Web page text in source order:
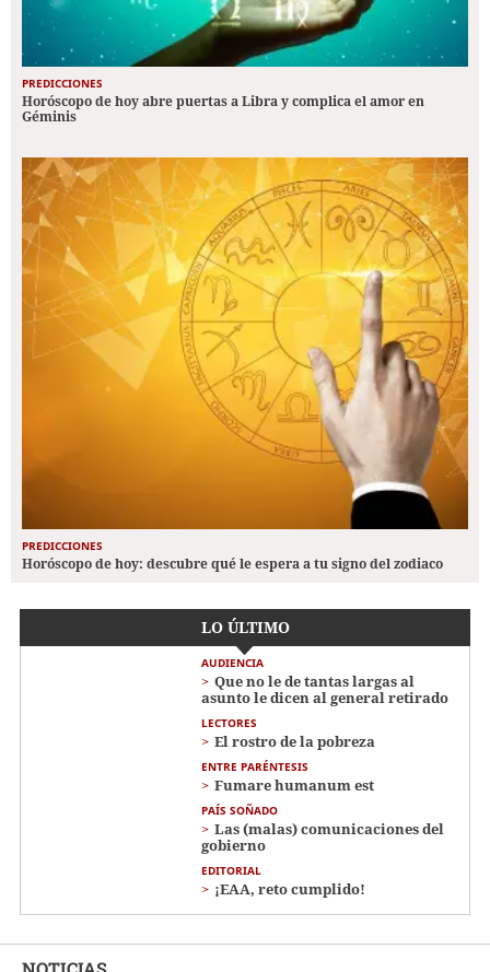
PREDICCIONES
Horóscopo de hoy abre puertas a Libra y complica el amor en
Géminis
PREDICCIONES
Horóscopo de hoy: descubre qué le espera a tu signo del zodiaco
LO ÚLTIMO
AUDIENCIA
Que no le de tantas largas al
asunto le dicen al general retirado
LECTORES
El rostro de la pobreza
ENTRE PARÉNTESIS
Fumare humanum est
PAÍS SOÑADO
Las (malas) comunicaciones del
gobierno
EDITORIAL
¡EAA, reto cumplido!